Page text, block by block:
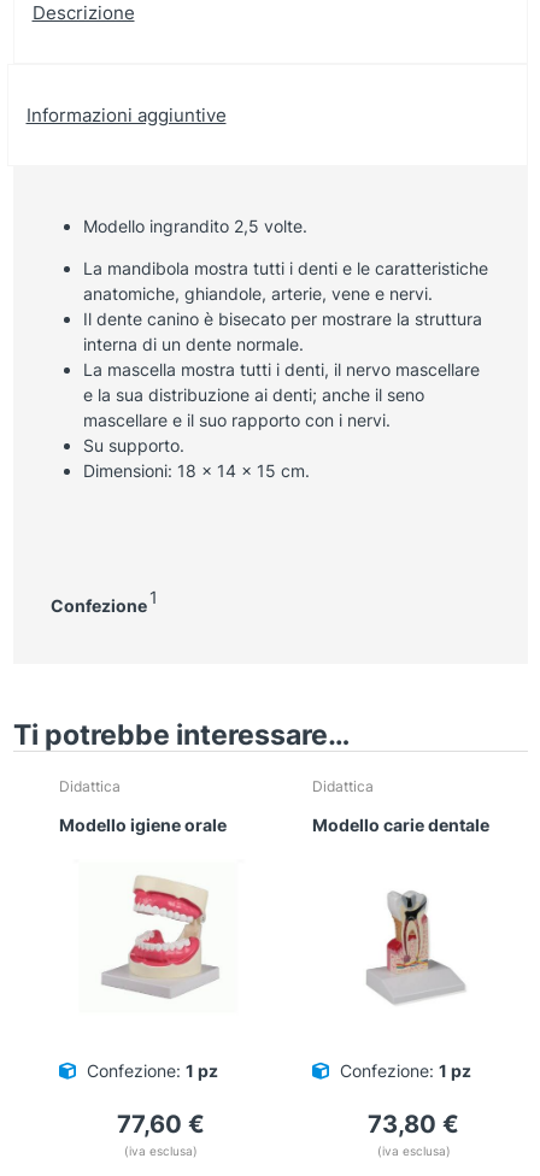
Descrizione
Informazioni aggiuntive
Modello ingrandito 2,5 volte.
La mandibola mostra tutti i denti e le caratteristiche
anatomiche, ghiandole, arterie, vene e nervi.
Il dente canino è bisecato per mostrare la struttura
interna di un dente normale.
La mascella mostra tutti i denti, il nervo mascellare
e la sua distribuzione ai denti; anche il seno
mascellare e il suo rapporto con i nervi.
Su supporto.
Dimensioni: 18 x 14 x 15 cm.
Confezione 1
Ti potrebbe interessare…
Didattica
Modello igiene orale
Confezione: 1 pz
77,60 €
(iva esclusa)
Didattica
Modello carie dentale
Confezione: 1 pz
73,80 €
(iva esclusa)